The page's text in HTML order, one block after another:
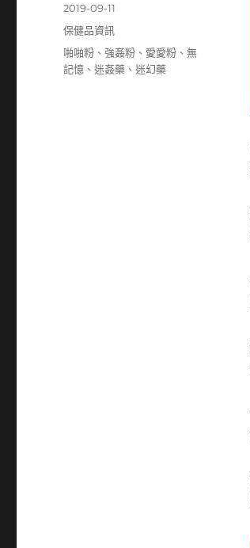
發
佈
期:
2019-09-11
分
類
保健品資訊
標
籤
啪啪粉 、強姦粉 、 愛愛粉 、無
記憶 、迷姦藥 、迷幻藥